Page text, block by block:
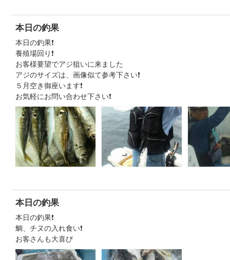
本日の釣果
本日の釣果❗
養殖場回り❗
お客様要望でアジ狙いに来ました
アジのサイズは、画像似て参考下さい❗
５月空き御座います❗
お気軽にお問い合わせ下さい❗
本日の釣果
本日の釣果❗
鯛、チヌの入れ食い❗
お客さんも大喜び